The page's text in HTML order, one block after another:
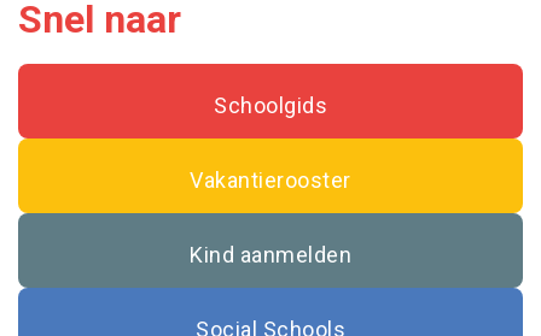
Snel naar
Schoolgids
Vakantierooster
Kind aanmelden
Social Schools